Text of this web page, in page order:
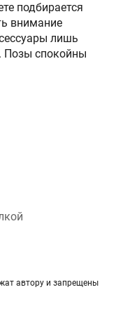
подбирается
внимание
лишь
Позы спокойны
автору и запрещены